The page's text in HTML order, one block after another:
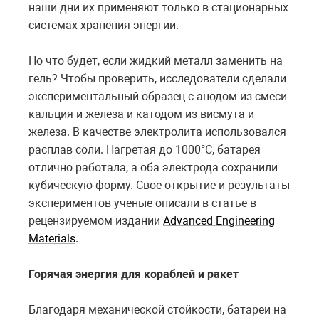
наши дни их применяют только в стационарных
системах хранения энергии.
Но что будет, если жидкий металл заменить на
гель? Чтобы проверить, исследователи сделали
экспериментальный образец с анодом из смеси
кальция и железа и катодом из висмута и
железа. В качестве электролита использовался
расплав соли. Нагретая до 1000°С, батарея
отлично работала, а оба электрода сохранили
кубическую форму. Свое открытие и результаты
экспериментов ученые описали в статье в
рецензируемом издании Advanced Engineering
Materials.
Горячая энергия для кораблей и ракет
Благодаря механической стойкости, батареи на